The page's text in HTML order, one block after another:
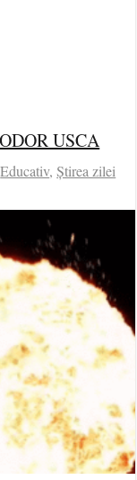
USCA
Educativ,Știrea zilei